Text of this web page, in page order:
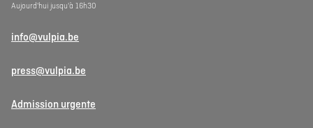
Aujourd'hui jusqu'à 16h30
info@vulpia.be
press@vulpia.be
Admission urgente